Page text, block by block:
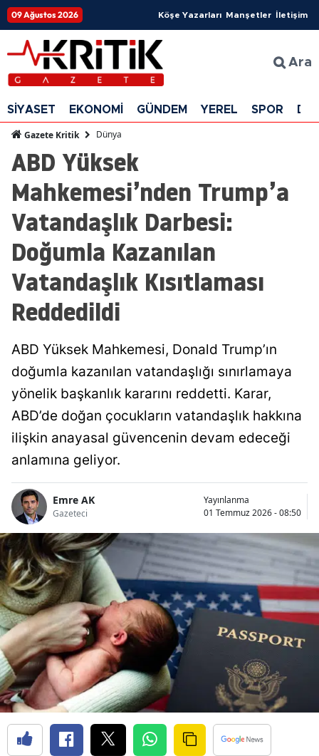
09 Ağustos 2026 Köşe Yazarları Manşetler İletişim
Ara
SİYASET EKONOMİ GÜNDEM YEREL SPOR
Gazete Kritik Dünya
ABD Yüksek
Mahkemesi’nden Trump’a
Vatandaşlık Darbesi:
Doğumla Kazanılan
Vatandaşlık Kısıtlaması
Reddedildi
ABD Yüksek Mahkemesi, Donald Trump’ın
doğumla kazanılan vatandaşlığı sınırlamaya
yönelik başkanlık kararını reddetti. Karar,
ABD’de doğan çocukların vatandaşlık hakkına
ilişkin anayasal güvencenin devam edeceği
anlamına geliyor.
Emre AK
Gazeteci
Yayınlanma
01 Temmuz 2026 - 08:50